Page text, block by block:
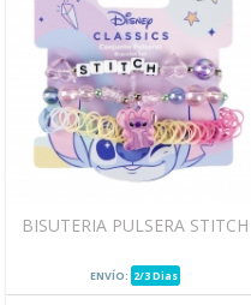
BISUTERIA PULSERA STITCH
ENVÍO: 2/3 Dias